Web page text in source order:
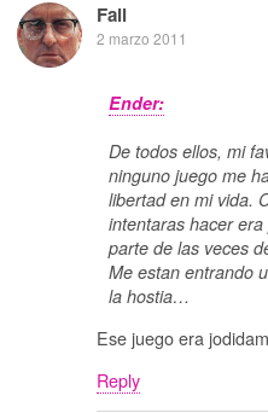
Fail
2 marzo 2011
Ender:
De todos ellos, mi
ninguno juego me
libertad en mi vida.
intentaras hacer
parte de las veces
Me estan entrando
la hostia…
Ese juego era
Reply